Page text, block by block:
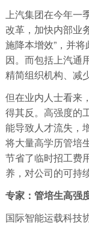
上汽集团在今年一
改革，加快内部业
施降本增效”，并
因。而包括上汽通
精简组织机构、减
但在业内人士看来
得其反。高强度的
能导致人才流失，
将大量高学历管培
节省了临时招工费
养，对公司的可持
专家：管培生高强
国际智能运载科技